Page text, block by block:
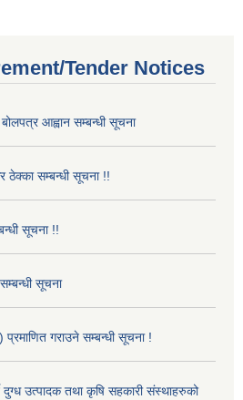
Tender Notices
बोलपत्र आह्वान सम्बन्धी सूचना
सम्बन्धी सूचना !!
सूचना !!
सूचना
प्रमाणित गराउने सम्बन्धी सूचना !
दुग्ध उत्पादक तथा कृषि सहकारी संस्थाहरुको